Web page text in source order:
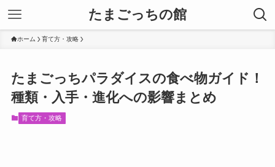
たまごっちの館
ホーム 育て方・攻略
たまごっちパラダイスの食べ物ガイド！
種類・入手・進化への影響まとめ
育て方・攻略